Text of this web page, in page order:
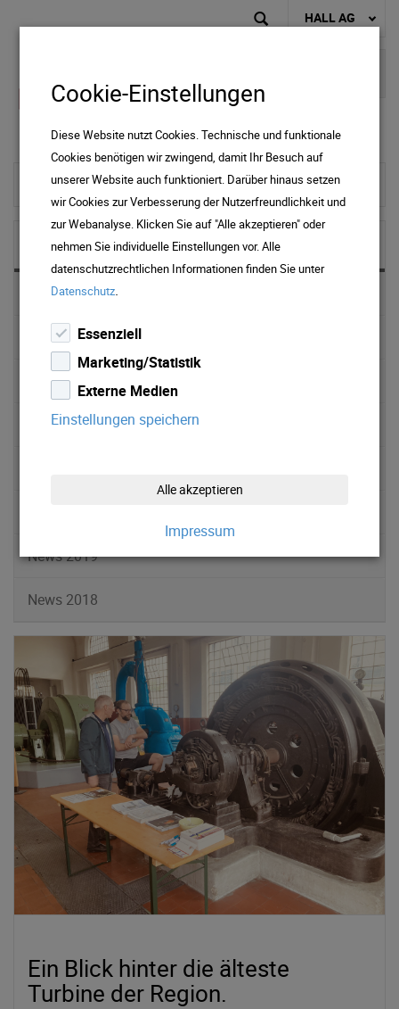
HALL AG
To home page
Ein Blick hinter die älteste
Turbine der Region.
NEWS & MEDIA
News 2025
News 2024
News 2023
News 2022
News 2019
News 2018
Cookie-Einstellungen
Diese Website nutzt Cookies. Technische und funktionale
Cookies benötigen wir zwingend, damit Ihr Besuch auf
unserer Website auch funktioniert. Darüber hinaus setzen
wir Cookies zur Verbesserung der Nutzerfreundlichkeit und
zur Webanalyse. Klicken Sie auf "Alle akzeptieren" oder
nehmen Sie individuelle Einstellungen vor. Alle
datenschutzrechtlichen Informationen finden Sie unter
Datenschutz.
Essenziell
Marketing/Statistik
Externe Medien
Einstellungen speichern
Alle akzeptieren
Impressum